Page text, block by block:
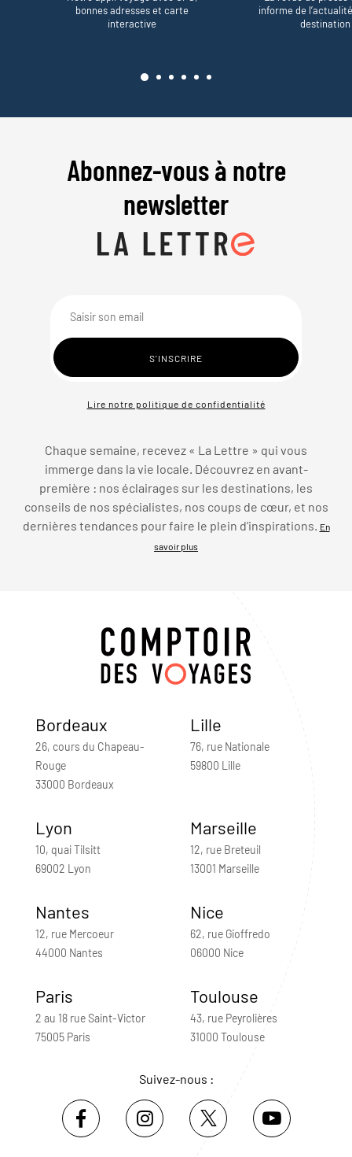
bonnes adresses et carte
interactive
informe de
destination
Abonnez-vous à notre
newsletter
Lire notre politique de confidentialité
Chaque semaine, recevez « La Lettre » qui vous
immerge dans la vie locale. Découvrez en avant-
première : nos éclairages sur les destinations, les
conseils de nos spécialistes, nos coups de cœur, et nos
dernières tendances pour faire le plein d’inspirations.
En
savoir plus
Bordeaux
26, cours du Chapeau-
Rouge
33000 Bordeaux
Lille
76, rue Nationale
59800 Lille
Lyon
10, quai Tilsitt
69002 Lyon
Marseille
12, rue Breteuil
13001 Marseille
Nantes
12, rue Mercoeur
44000 Nantes
Nice
62, rue Gioffredo
06000 Nice
Paris
2 au 18 rue Saint-Victor
75005 Paris
Toulouse
43, rue Peyrolières
31000 Toulouse
Suivez-nous :